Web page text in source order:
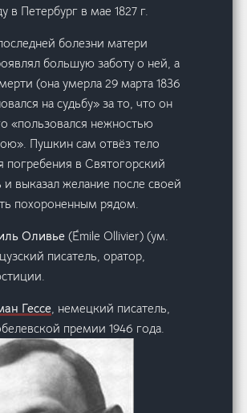
в Петербург в мае 1827 г.
болезни матери
большую заботу о ней, а
(она умерла 29 марта 1836
на судьбу» за то, что он
«пользовался нежностью
Пушкин сам отвёз тело
погребения в Святогорский
выказал желание после своей
похороненным рядом.
Оливье(Émile Ollivier) (ум.
писатель, оратор,
Гессе, немецкий писатель,
премии 1946 года.